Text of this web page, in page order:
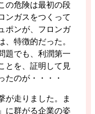
の危険は最初の段
ンガスをつくって
ポンが、フロンガ
、特徴的だった。
題でも、利潤第一
とを、証明して見
たのが・・・・
が走りました。ま
に群がる企業の姿